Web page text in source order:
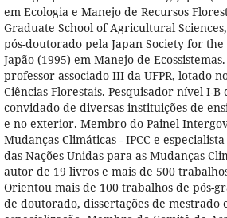
em Ecologia e Manejo de Recursos
Graduate School of Agricultural Sciences,
pós-doutorado pela Japan Society for
Japão (1995) em Manejo de
professor associado III da UFPR, lotado
Ciências Florestais. Pesquisador nível I-B
convidado de diversas instituições de
e no exterior. Membro do Painel
Mudanças Climáticas - IPCC e
das Nações Unidas para as Mudanças
autor de 19 livros e mais de 500
Orientou mais de 100 trabalhos de pós-
de doutorado, dissertações de mestrado